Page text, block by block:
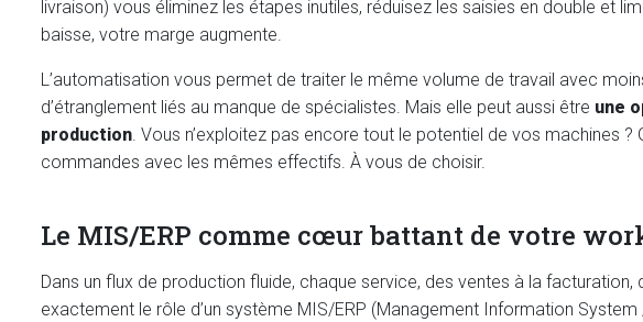
livraison) vous éliminez les étapes inutiles, réduisez les saisies en double et
baisse, votre marge augmente.
L’automatisation vous permet de traiter le même volume de travail avec
d’étranglement liés au manque de spécialistes. Mais elle peut aussi être une
production. Vous n’exploitez pas encore tout le potentiel de vos machines
commandes avec les mêmes effectifs. À vous de choisir.
Le MIS/ERP comme cœur battant de votre
Dans un flux de production fluide, chaque service, des ventes à la
exactement le rôle d’un système MIS/ERP (Management Information